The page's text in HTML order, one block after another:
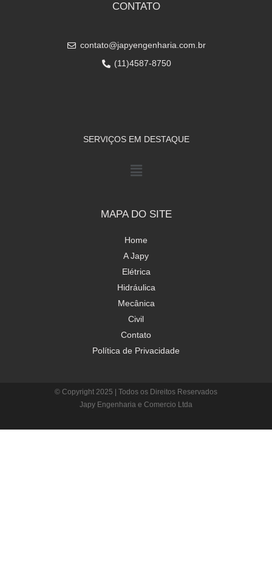
CONTATO
contato@japyengenharia.com.br
(11)4587-8750
SERVIÇOS EM DESTAQUE
MAPA DO SITE
Home
A Japy
Elétrica
Hidráulica
Mecânica
Civil
Contato
Política de Privacidade
© Copyright 2025 | Todos os Direitos Reservados
Japy Engenharia e Comercio Ltda